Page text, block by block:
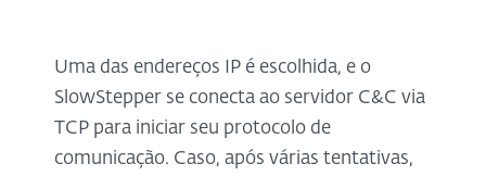
Uma das endereços IP é escolhida, e o
SlowStepper se conecta ao servidor C&C via
TCP para iniciar seu protocolo de
comunicação. Caso, após várias tentativas,